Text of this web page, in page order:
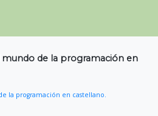
mundo de la programación en
la programación en castellano.